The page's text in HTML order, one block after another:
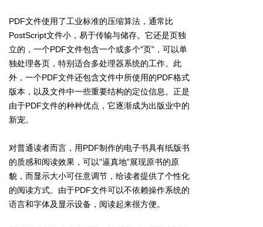
PDF文件使用了工业标准的压缩算法，通常比
PostScript文件小，易于传输与储存。它还是页独
立的，一个PDF文件包含一个或多个"页"，可以单
独处理各页，特别适合多处理器系统的工作。此
外，一个PDF文件还包含文件中所使用的PDF格式
版本，以及文件中一些重要结构的定位信息。正是
由于PDF文件的种种优点，它逐渐成为出版业中的
新宠。
对普通读者而言，用PDF制作的电子书具有纸版书
的质感和阅读效果，可以"逼真地"展现原书的原
貌，而显示大小可任意调节，给读者提供了个性化
的阅读方式。由于PDF文件可以不依赖操作系统的
语言和字体及显示设备，阅读起来很方便。